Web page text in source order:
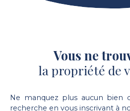
Vous ne
la propriété de
Ne manquez plus aucun bien
recherche en vous inscrivant à